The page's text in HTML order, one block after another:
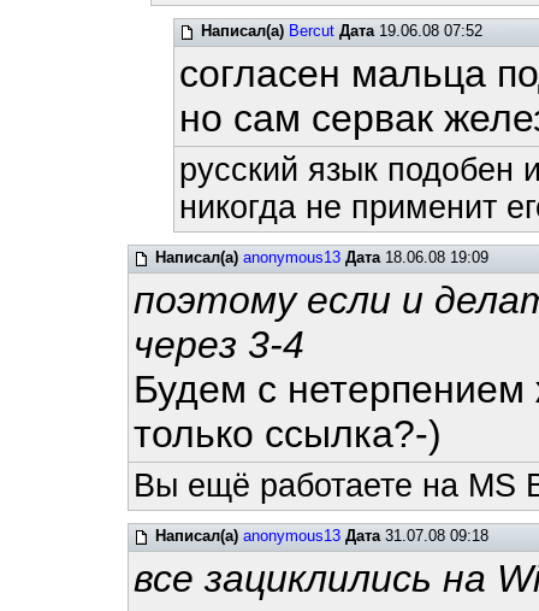
Написал(а) Bercut Дата19.06.08 07:52
согласен мальца
но сам сервак
русский язык подобен
никогда не применит
Написал(а) anonymous13 Дата18.06.08 19:09
поэтому если и
через 3-4
Будем с нетерпением
только ссылка?-)
Вы ещё работаете на MS
Написал(а) anonymous13 Дата31.07.08 09:18
все зациклились на